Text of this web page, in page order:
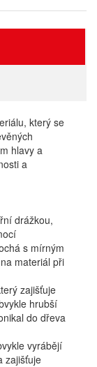
který se
hlavy a
a
drážkou,
s mírným
materiál při
zajišťuje
hrubší
do dřeva
vyrábějí
zajišťuje